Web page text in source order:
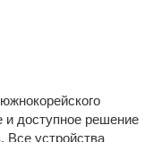
и доступное решение
Все устройства